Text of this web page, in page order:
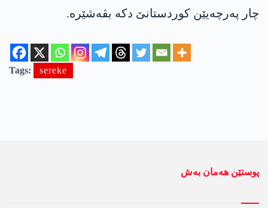
چار پەرچەیێن کوردستانێ دکە بڤەشێرە.
Tags: sereke
پوستێن ھەمان بەش